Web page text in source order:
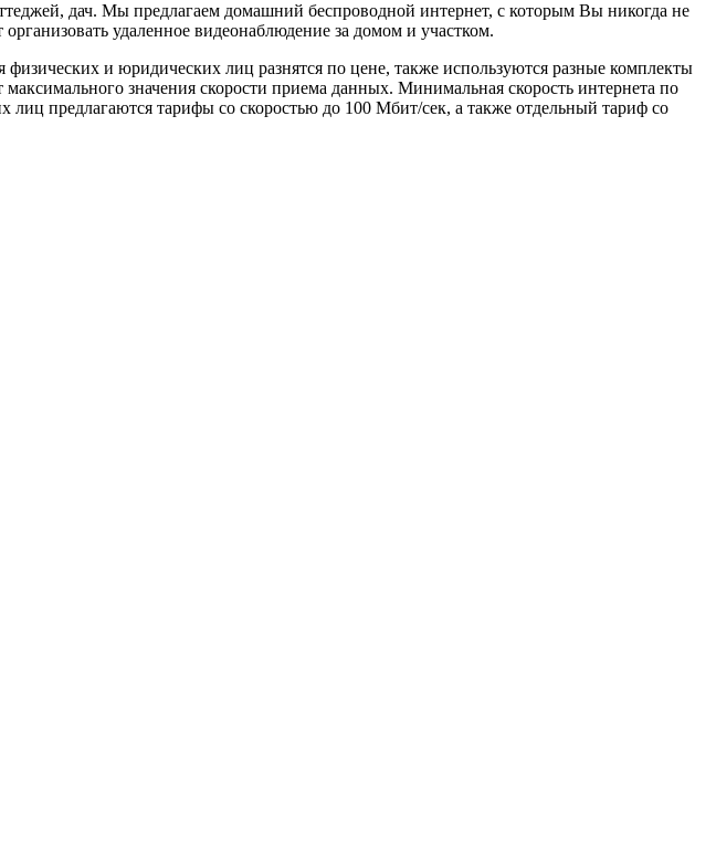
дач. Мы предлагаем домашний беспроводной интернет, с которым Вы никогда не
удаленное видеонаблюдение за домом и участком.
и юридических лиц разнятся по цене, также используются разные комплекты
значения скорости приема данных. Минимальная скорость интернета по
предлагаются тарифы со скоростью до 100 Мбит/сек, а также отдельный тариф со